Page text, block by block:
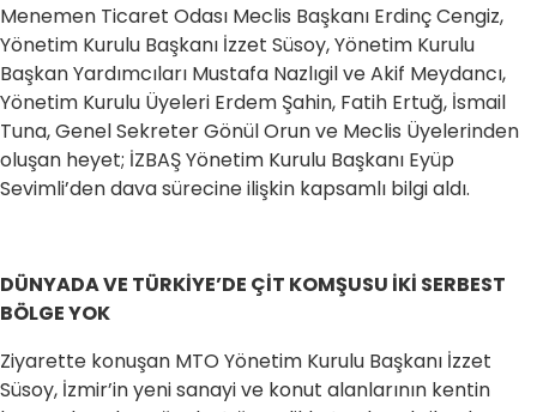
Menemen Ticaret Odası Meclis Başkanı Erdinç Cengiz,
Yönetim Kurulu Başkanı İzzet Süsoy, Yönetim Kurulu
Başkan Yardımcıları Mustafa Nazlıgil ve Akif Meydancı,
Yönetim Kurulu Üyeleri Erdem Şahin, Fatih Ertuğ, İsmail
Tuna, Genel Sekreter Gönül Orun ve Meclis Üyelerinden
oluşan heyet; İZBAŞ Yönetim Kurulu Başkanı Eyüp
Sevimli’den dava sürecine ilişkin kapsamlı bilgi aldı.
DÜNYADA VE TÜRKİYE’DE ÇİT KOMŞUSU İKİ SERBEST
BÖLGE YOK
Ziyarette konuşan MTO Yönetim Kurulu Başkanı İzzet
Süsoy, İzmir’in yeni sanayi ve konut alanlarının kentin